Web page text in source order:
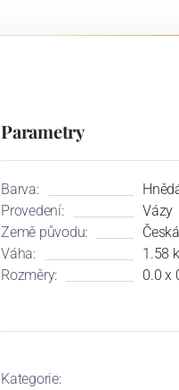
Parametry
Barva:
Provedení:
Vázy
Země původu:
Váha:
1.58
Rozměry:
0.0 x
Kategorie: